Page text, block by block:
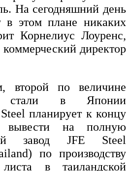
На сегодняшний день
этом плане никаких
Корнелиус Лоуренс,
директор
второй по величине
стали в Японии
планирует к концу
вывести на полную
завод JFE Steel
по производству
листа в таиландской